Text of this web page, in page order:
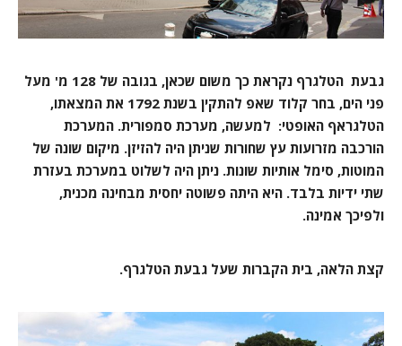
גבעת הטלגרף נקראת כך משום שכאן, בגובה של 128 מ' מעל
פני הים, בחר קלוד שאפ להתקין בשנת 1792 את המצאתו,
הטלגראף האופטי: למעשה, מערכת סמפורית. המערכת
הורכבה מזרועות עץ שחורות שניתן היה להזיזן. מיקום שונה של
המוטות, סימל אותיות שונות. ניתן היה לשלוט במערכת בעזרת
שתי ידיות בלבד. היא היתה פשוטה יחסית מבחינה מכנית,
ולפיכך אמינה.
קצת הלאה, בית הקברות שעל גבעת הטלגרף.